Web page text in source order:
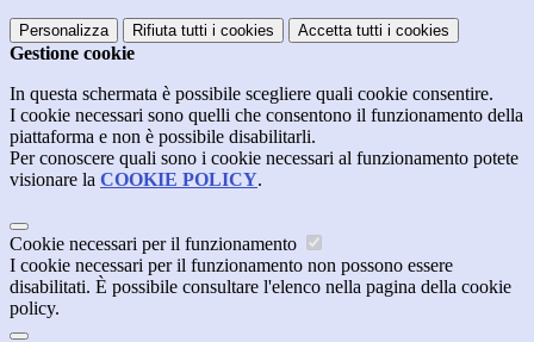
Personalizza Rifiuta tutti i cookies Accetta tutti i cookies
Gestione cookie
In questa schermata è possibile scegliere quali cookie consentire.
I cookie necessari sono quelli che consentono il funzionamento della
piattaforma e non è possibile disabilitarli.
Per conoscere quali sono i cookie necessari al funzionamento potete
visionare la COOKIE POLICY.
Cookie necessari per il funzionamento
I cookie necessari per il funzionamento non possono essere
disabilitati. È possibile consultare l'elenco nella pagina della cookie
policy.